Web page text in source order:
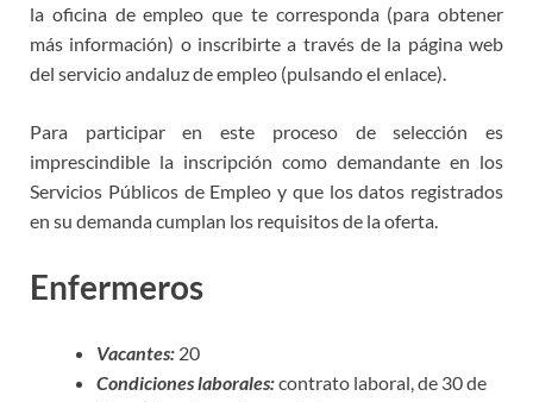
la oficina de empleo que te corresponda (para obtener
más información) o inscribirte a través de la página web
del servicio andaluz de empleo (pulsando el enlace).
Para participar en este proceso de selección es
imprescindible la inscripción como demandante en los
Servicios Públicos de Empleo y que los datos registrados
en su demanda cumplan los requisitos de la oferta.
Enfermeros
Vacantes: 20
Condiciones laborales:contrato laboral, de 30 de